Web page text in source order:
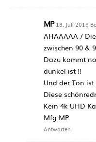
MP 18. Juli 2018
AHAAAAA /
zwischen 90 &
Dazu kommt
dunkel ist !!
Und der Ton
Diese
Kein 4k UHD
Mfg MP
Antworten